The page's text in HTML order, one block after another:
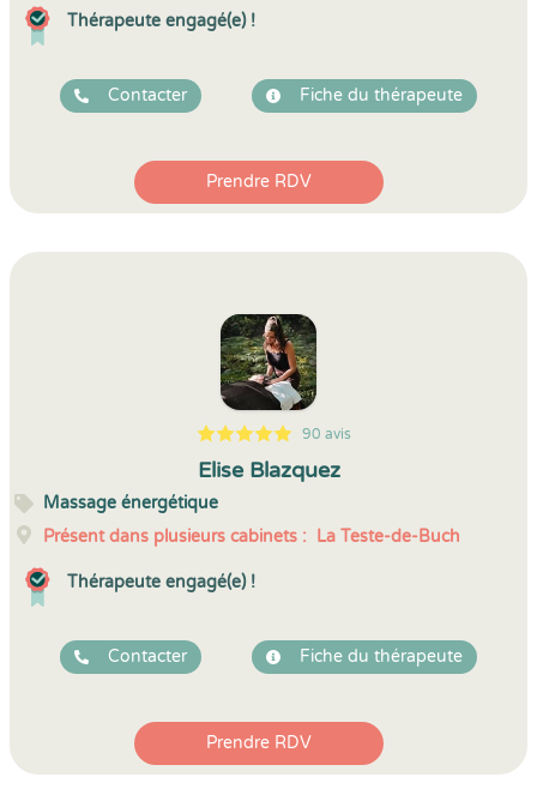
Thérapeute engagé(e) !
Contacter Fiche du thérapeute
Prendre RDV
5
1
5
90 90 avis
Elise Blazquez
Massage énergétique
Présent dans plusieurs cabinets : La Teste-de-Buch
Thérapeute engagé(e) !
Contacter Fiche du thérapeute
Prendre RDV